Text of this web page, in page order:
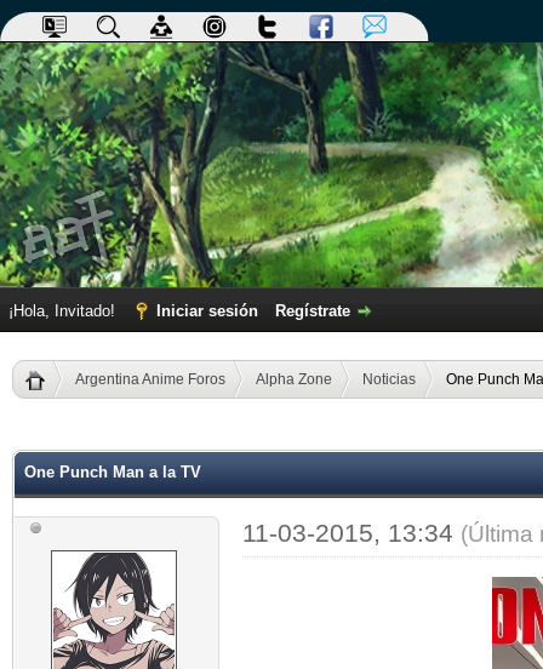
¡Hola, Invitado! Iniciar sesión Regístrate
Argentina Anime Foros Alpha Zone Noticias One Punch
One Punch Man a la TV
11-03-2015, 13:34 (Última